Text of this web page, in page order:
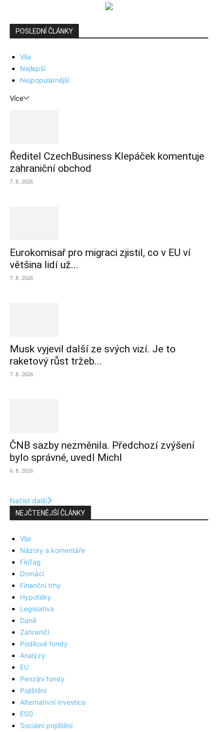
POSLEDNÍ ČLÁNKY
Vše
Nejlepší
Nejpopulárnější
Více
Ředitel CzechBusiness Klepáček komentuje
zahraniční obchod
7. 8. 2026
Eurokomisař pro migraci zjistil, co v EU ví
většina lidí už...
7. 8. 2026
Musk vyjevil další ze svých vizí. Je to
raketový růst tržeb...
7. 8. 2026
ČNB sazby nezměnila. Předchozí zvýšení
bylo správné, uvedl Michl
6. 8. 2026
Načíst další
NEJČTENĚJŠÍ ČLÁNKY
Vše
Názory a komentáře
FinTag
Domácí
Finanční trhy
Hypotéky
Legislativa
Daně
Zahraničí
Podílové fondy
Analýzy
EU
Penzijní fondy
Pojištění
Alternativní investice
ESG
Sociální pojištění